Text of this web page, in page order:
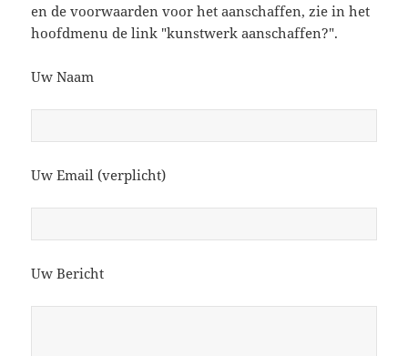
en de voorwaarden voor het aanschaffen, zie in het
hoofdmenu de link "kunstwerk aanschaffen?".
Uw Naam
Uw Email (verplicht)
Uw Bericht